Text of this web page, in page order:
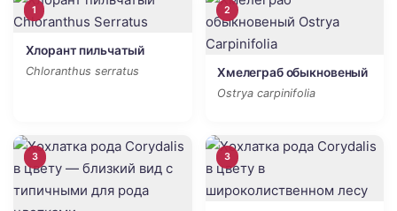
1
Хлорант пильчатый
Chloranthus serratus
2
Хмелеграб обыкновеный
Ostrya carpinifolia
3 3